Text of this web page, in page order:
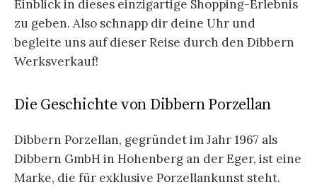
Einblick in dieses einzigartige Shopping-Erlebnis
zu geben. Also schnapp dir deine Uhr und
begleite uns auf dieser Reise durch den Dibbern
Werksverkauf!
Die Geschichte von Dibbern Porzellan
Dibbern Porzellan, gegründet im Jahr 1967 als
Dibbern GmbH in Hohenberg an der Eger, ist eine
Marke, die für exklusive Porzellankunst steht.